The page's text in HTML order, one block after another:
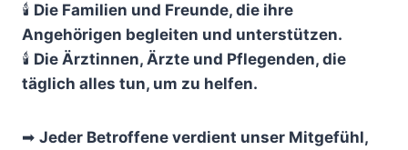
🕯 Die Familien und Freunde, die ihre
Angehörigen begleiten und unterstützen.
🕯 Die Ärztinnen, Ärzte und Pflegenden, die
täglich alles tun, um zu helfen.
➡ Jeder Betroffene verdient unser Mitgefühl,